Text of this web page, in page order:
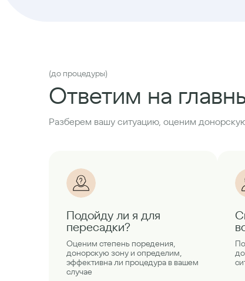
(до процедуры)
Ответим на
Разберем вашу ситуацию, оценим
Подойду ли я для
пересадки?
Оценим степень поредения,
донорскую зону и определим,
эффективна ли процедура в вашем
случае